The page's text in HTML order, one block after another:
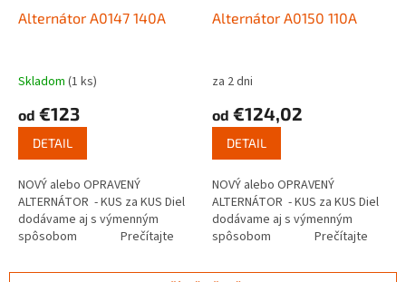
Alternátor A0147 140A
Skladom (1 ks)
od €123
DETAIL
NOVÝ alebo OPRAVENÝ
ALTERNÁTOR - KUS za KUS Diel
dodávame aj s výmenným
spôsobom Prečítajte
Alternátor A0150 110A
za 2 dni
od €124,02
DETAIL
NOVÝ alebo OPRAVENÝ
ALTERNÁTOR - KUS za KUS Diel
dodávame aj s výmenným
spôsobom Prečítajte